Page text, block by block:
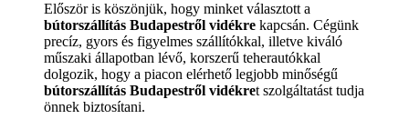
Először is köszönjük, hogy minket választott a
bútorszállítás Budapestről vidékre kapcsán. Cégünk
precíz, gyors és figyelmes szállítókkal, illetve kiváló
műszaki állapotban lévő, korszerű teherautókkal
dolgozik, hogy a piacon elérhető legjobb minőségű
bútorszállítás Budapestről vidékret szolgáltatást tudja
önnek biztosítani.